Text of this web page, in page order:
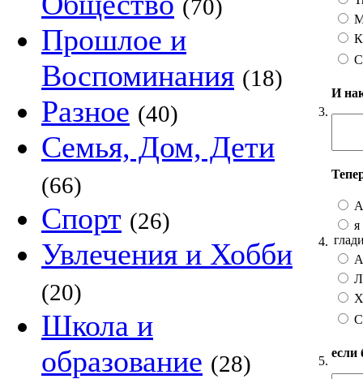
(70)
Прошлое и
Воспоминания (18)
Разное (40)
Семья, Дом, Дети
(66)
Спорт (26)
Увлечения и Хобби
(20)
Школа и
образование (28)
3.
И
4.
я
5.
если